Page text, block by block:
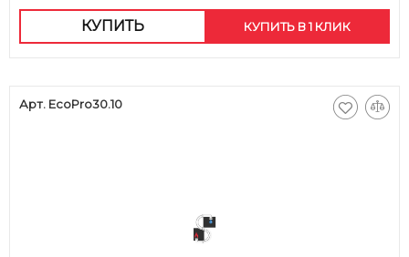
КУПИТЬ КУПИТЬ В 1 КЛИК
Арт. EcoPro30.10